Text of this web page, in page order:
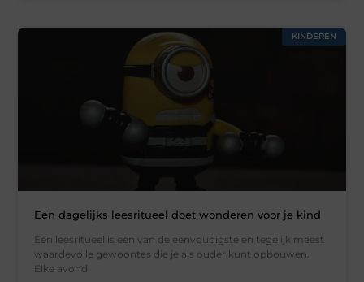
KINDEREN
Een dagelijks leesritueel doet wonderen voor je kind
Een leesritueel is een van de eenvoudigste en tegelijk meest
waardevolle gewoontes die je als ouder kunt opbouwen.
Elke avond